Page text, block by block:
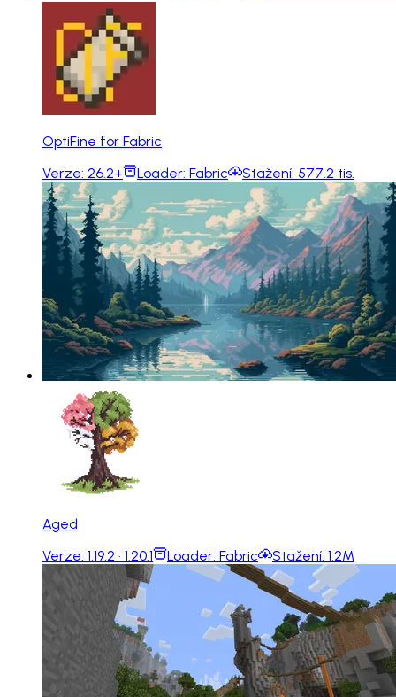
OptiFine for Fabric
Verze: 26.2+ Loader: Fabric Stažení: 577.2 tis.
Aged
Verze: 1.19.2 · 1.20.1 Loader: Fabric Stažení: 1.2M